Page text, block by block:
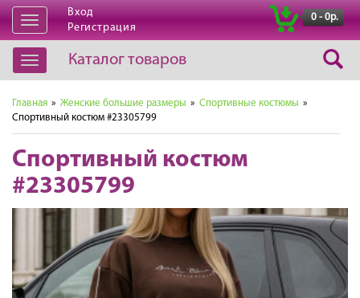
Открыть
навигацию
Вход
Регистрация
0 - 0р.
Открыть
навигацию
Каталог товаров
Главная » Женские большие размеры » Спортивные костюмы »
Спортивный костюм #23305799
Спортивный костюм
#23305799